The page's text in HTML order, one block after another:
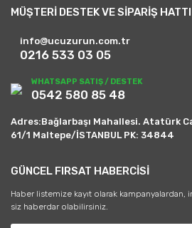
MÜŞTERİ DESTEK VE SİPARİŞ HATTI
info@ucuzurun.com.tr
0216 533 03 05
WHATSAPP SATIŞ / DESTEK
0542 580 85 48
Adres:Bağlarbaşı Mahallesi. Atatürk
61/1 Maltepe/İSTANBUL PK: 34844
GÜNCEL FIRSAT HABERCİSİ
Haber listemize kayıt olarak
siz haberdar olabilirsiniz.